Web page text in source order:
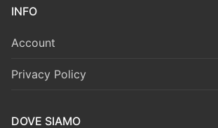
INFO
Account
Privacy Policy
DOVE SIAMO